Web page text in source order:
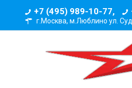
+7 (495) 989-10-77,
г.Москва, м.Люблино ул.